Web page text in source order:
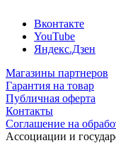
Вконтакте
YouTube
Яндекс.Дзен
Магазины партнеров
Гарантия на товар
Публичная оферта
Контакты
Соглашение на
Ассоциации и